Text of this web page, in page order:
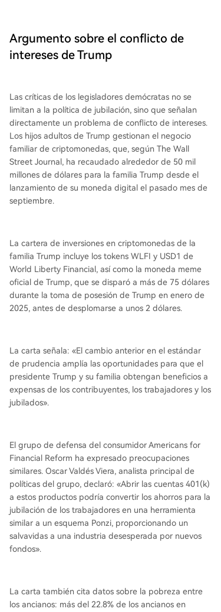
Argumento sobre el conflicto de
intereses de Trump
Las críticas de los legisladores demócratas no se
limitan a la política de jubilación, sino que señalan
directamente un problema de conflicto de intereses.
Los hijos adultos de Trump gestionan el negocio
familiar de criptomonedas, que, según The Wall
Street Journal, ha recaudado alrededor de 50 mil
millones de dólares para la familia Trump desde el
lanzamiento de su moneda digital el pasado mes de
septiembre.
La cartera de inversiones en criptomonedas de la
familia Trump incluye los tokens WLFI y USD1 de
World Liberty Financial, así como la moneda meme
oficial de Trump, que se disparó a más de 75 dólares
durante la toma de posesión de Trump en enero de
2025, antes de desplomarse a unos 2 dólares.
La carta señala: «El cambio anterior en el estándar
de prudencia amplía las oportunidades para que el
presidente Trump y su familia obtengan beneficios a
expensas de los contribuyentes, los trabajadores y los
jubilados».
El grupo de defensa del consumidor Americans for
Financial Reform ha expresado preocupaciones
similares. Oscar Valdés Viera, analista principal de
políticas del grupo, declaró: «Abrir las cuentas 401(k)
a estos productos podría convertir los ahorros para la
jubilación de los trabajadores en una herramienta
similar a un esquema Ponzi, proporcionando un
salvavidas a una industria desesperada por nuevos
fondos».
La carta también cita datos sobre la pobreza entre
los ancianos: más del 22.8% de los ancianos en